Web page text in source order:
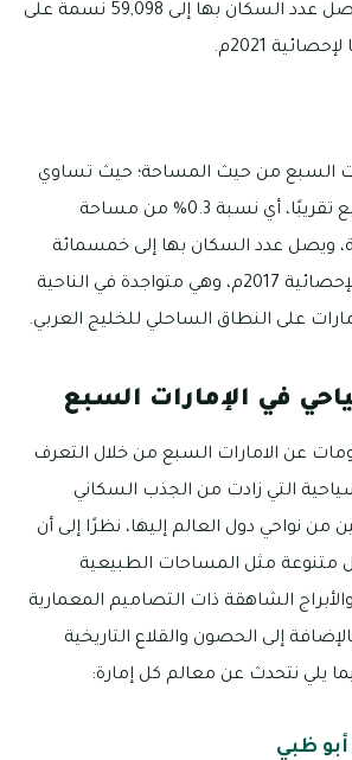
الإمارات ككلّ، ويصل عدد السكان بها إلى 59,098 نسمة على
2021م.
السبع من حيث المساحة؛ حيث تساوي
259 كيلو متر مربع تقريبًا، أي نسبة 0.3% من مساحة
ويصل عدد السكان بها إلى خمسمائة
ألف نسمة تبعًا لإحصائية 2017م، وهي متواجدة في الناحية
على النطاق الساحلي للخليج العربي.
في الإمارات السبع
عن الامارات السبع من خلال التعرف
التي زادت من الجذب السكاني
نواحي دول العالم إليها، نظرًا إلى أن
متنوعة مثل المساحات الطبيعية
الشاهقة ذات التصاميم المعمارية
إلى الحصون والقلاع التاريخية
يلي نتحدث عن معالم كل إمارة:
ظبي